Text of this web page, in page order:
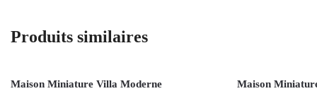
Produits similaires
Maison Miniature Villa Moderne Maison